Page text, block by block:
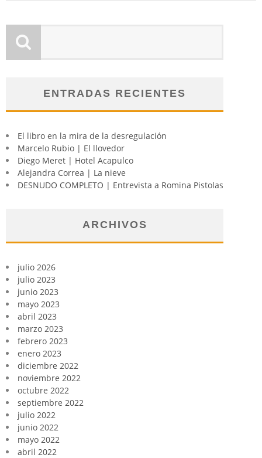
ENTRADAS RECIENTES
El libro en la mira de la desregulación
Marcelo Rubio | El llovedor
Diego Meret | Hotel Acapulco
Alejandra Correa | La nieve
DESNUDO COMPLETO | Entrevista a Romina Pistolas
ARCHIVOS
julio 2026
julio 2023
junio 2023
mayo 2023
abril 2023
marzo 2023
febrero 2023
enero 2023
diciembre 2022
noviembre 2022
octubre 2022
septiembre 2022
julio 2022
junio 2022
mayo 2022
abril 2022